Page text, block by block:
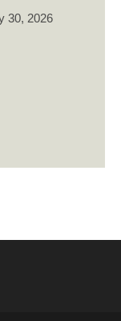
30, 2026